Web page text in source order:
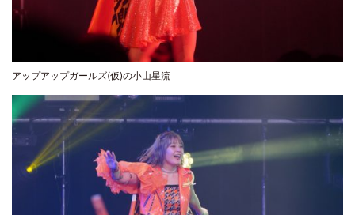
アップアップガールズ(仮)の小山星流